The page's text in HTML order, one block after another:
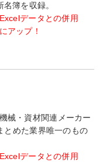
簿を収録。
データとの併用
アップ！
械・資材関連メーカー
とめた業界唯一のもの
データとの併用